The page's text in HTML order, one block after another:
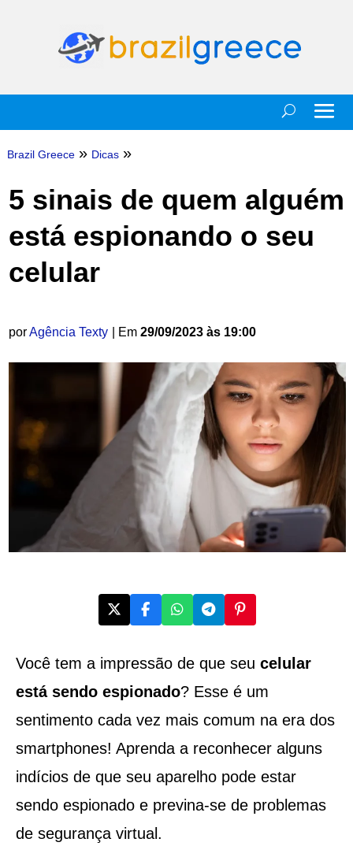
Brazil Greece » Dicas »
5 sinais de quem alguém
está espionando o seu
celular
porAgência Texty | Em 29/09/2023 às 19:00
Você tem a impressão de que seu celular
está sendo espionado? Esse é um
sentimento cada vez mais comum na era dos
smartphones! Aprenda a reconhecer alguns
indícios de que seu aparelho pode estar
sendo espionado e previna-se de problemas
de segurança virtual.